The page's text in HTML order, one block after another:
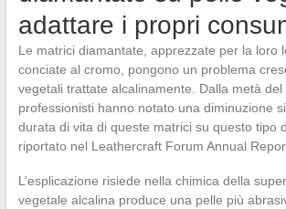
adattare i propri
Le matrici diamantate, apprezzate per la loro
conciate al cromo, pongono un problema
vegetali trattate alcalinamente. Dalla metà
professionisti hanno notato una diminuzione
durata di vita di queste matrici su questo tipo
riportato nel Leathercraft Forum Annual
L’esplicazione risiede nella chimica della
vegetale alcalina produce una pelle più